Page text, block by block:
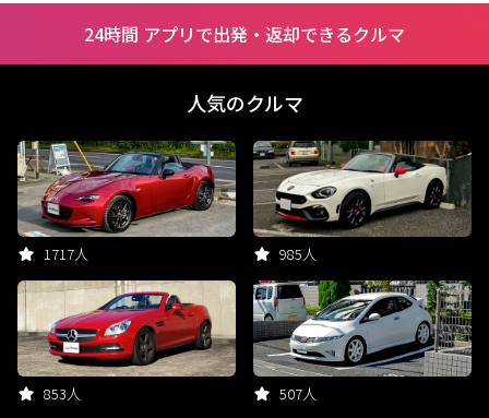
24時間 アプリで出発・返却できるクルマ
人気のクルマ
1717人 985人
853人 507人